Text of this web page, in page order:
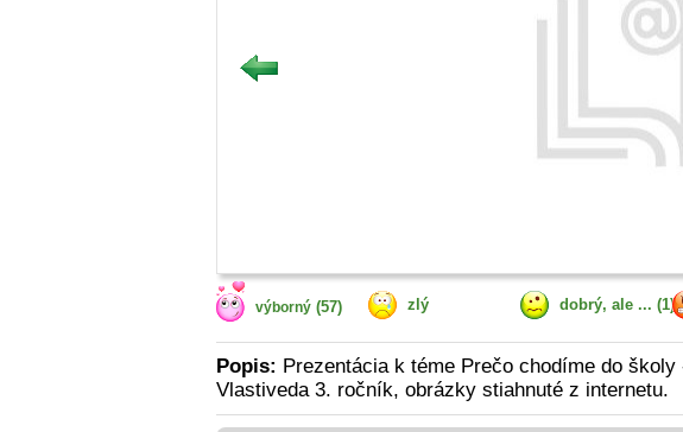
výborný (57) zlý dobrý, ale ... (1)
Popis: Prezentácia k téme Prečo chodíme do
Vlastiveda 3. ročník, obrázky stiahnuté z internetu.